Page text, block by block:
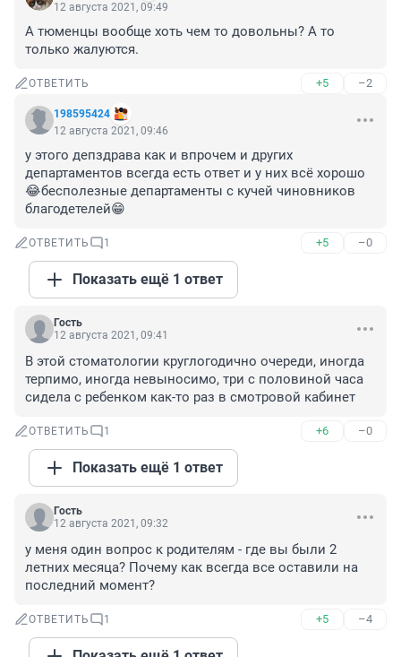
12 августа 2021, 09:49
А тюменцы вообще хоть чем то довольны? А то
только жалуются.
ОТВЕТИТЬ +5 –2
198595424
12 августа 2021, 09:46
у этого депздрава как и впрочем и других
департаментов всегда есть ответ и у них всё хорошо
😂бесполезные департаменты с кучей чиновников
благодетелей😁
ОТВЕТИТЬ 1 +5 –0
Показать ещё 1 ответ
Гость
12 августа 2021, 09:41
В этой стоматологии круглогодично очереди, иногда
терпимо, иногда невыносимо, три с половиной часа
сидела с ребенком как-то раз в смотровой кабинет
ОТВЕТИТЬ 1 +6 –0
Показать ещё 1 ответ
Гость
12 августа 2021, 09:32
у меня один вопрос к родителям - где вы были 2
летних месяца? Почему как всегда все оставили на
последний момент?
ОТВЕТИТЬ 1 +5 –4